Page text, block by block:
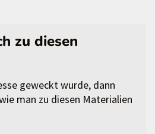
zu diesen
geweckt wurde, dann
man zu diesen Materialien